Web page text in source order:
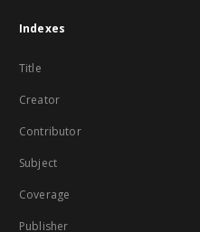
Indexes
Title
Creator
Contributor
Subject
Coverage
Publisher